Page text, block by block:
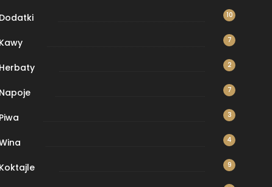
Dodatki 10
Kawy 7
Herbaty 2
Napoje 7
Piwa 3
4
Koktajle 9